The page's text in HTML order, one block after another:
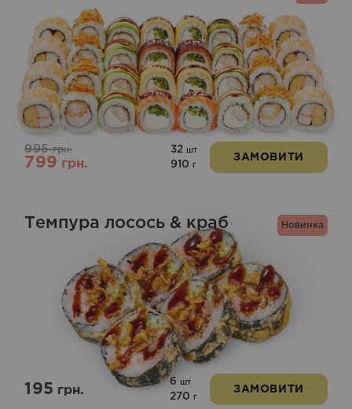
995грн.
799грн.
32 шт
910 г
ЗАМОВИТИ
Новинка
Темпура лосось & краб
195грн.
6 шт
270 г
ЗАМОВИТИ